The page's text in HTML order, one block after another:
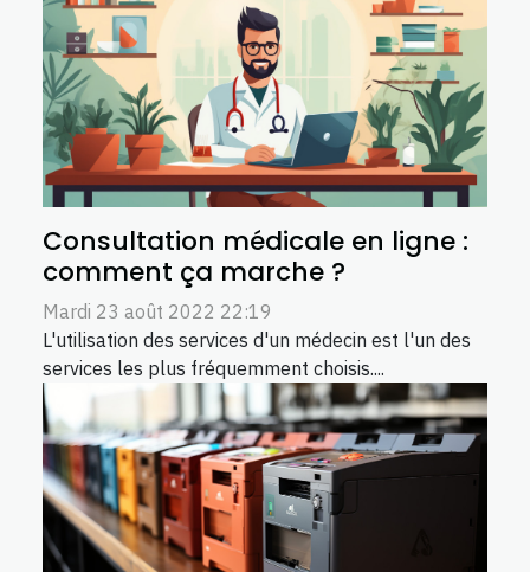
Consultation médicale en ligne :
comment ça marche ?
Mardi 23 août 2022 22:19
L'utilisation des services d'un médecin est l'un des
services les plus fréquemment choisis....